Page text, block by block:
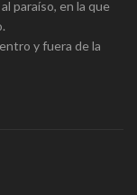
paraíso, en la que
y fuera de la